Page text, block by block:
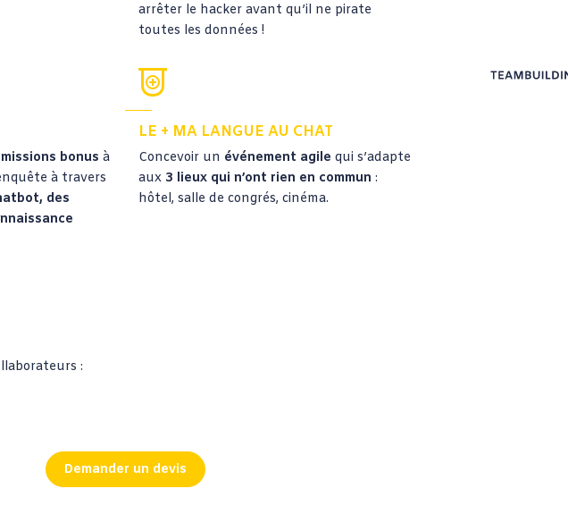
arrêter le hacker avant qu’il ne pirate
toutes les données !
bonus à
à travers
des
LE + MA LANGUE AU CHAT
Concevoir un événement agile qui s’adapte
aux 3 lieux qui n’ont rien en commun :
hôtel, salle de congrés, cinéma.
:
Demander un devis